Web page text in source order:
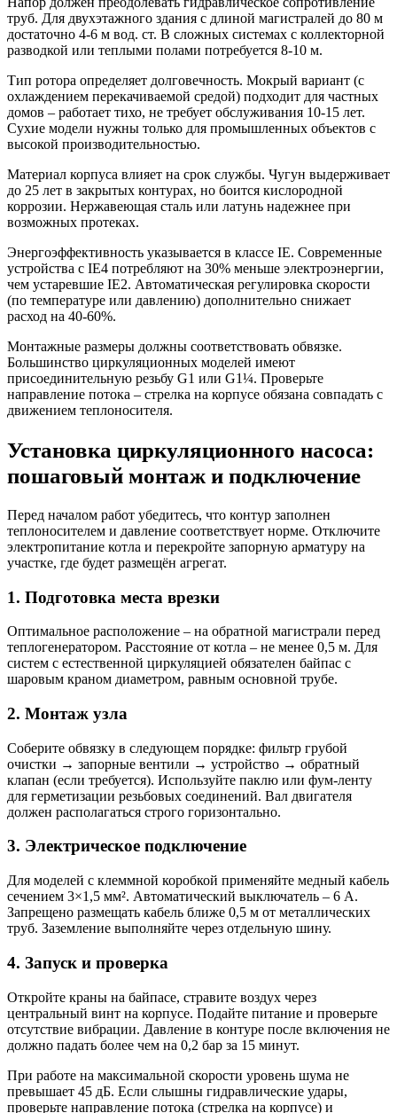
труб. Для двухэтажного здания с длиной магистралей до 80 м
достаточно 4-6 м вод. ст. В сложных системах с коллекторной
разводкой или теплыми полами потребуется 8-10 м.
Тип ротора определяет долговечность. Мокрый вариант (с
охлаждением перекачиваемой средой) подходит для частных
домов – работает тихо, не требует обслуживания 10-15 лет.
Сухие модели нужны только для промышленных объектов с
высокой производительностью.
Материал корпуса влияет на срок службы. Чугун выдерживает
до 25 лет в закрытых контурах, но боится кислородной
коррозии. Нержавеющая сталь или латунь надежнее при
возможных протеках.
Энергоэффективность указывается в классе IE. Современные
устройства с IE4 потребляют на 30% меньше электроэнергии,
чем устаревшие IE2. Автоматическая регулировка скорости
(по температуре или давлению) дополнительно снижает
расход на 40-60%.
Монтажные размеры должны соответствовать обвязке.
Большинство циркуляционных моделей имеют
присоединительную резьбу G1 или G1¼. Проверьте
направление потока – стрелка на корпусе обязана совпадать с
движением теплоносителя.
Установка циркуляционного насоса:
пошаговый монтаж и подключение
Перед началом работ убедитесь, что контур заполнен
теплоносителем и давление соответствует норме. Отключите
электропитание котла и перекройте запорную арматуру на
участке, где будет размещён агрегат.
1. Подготовка места врезки
Оптимальное расположение – на обратной магистрали перед
теплогенератором. Расстояние от котла – не менее 0,5 м. Для
систем с естественной циркуляцией обязателен байпас с
шаровым краном диаметром, равным основной трубе.
2. Монтаж узла
Соберите обвязку в следующем порядке: фильтр грубой
очистки → запорные вентили → устройство → обратный
клапан (если требуется). Используйте паклю или фум-ленту
для герметизации резьбовых соединений. Вал двигателя
должен располагаться строго горизонтально.
3. Электрическое подключение
Для моделей с клеммной коробкой применяйте медный кабель
сечением 3×1,5 мм². Автоматический выключатель – 6 А.
Запрещено размещать кабель ближе 0,5 м от металлических
труб. Заземление выполняйте через отдельную шину.
4. Запуск и проверка
Откройте краны на байпасе, стравите воздух через
центральный винт на корпусе. Подайте питание и проверьте
отсутствие вибрации. Давление в контуре после включения не
должно падать более чем на 0,2 бар за 15 минут.
При работе на максимальной скорости уровень шума не
превышает 45 дБ. Если слышны гидравлические удары,
проверьте направление потока (стрелка на корпусе) и